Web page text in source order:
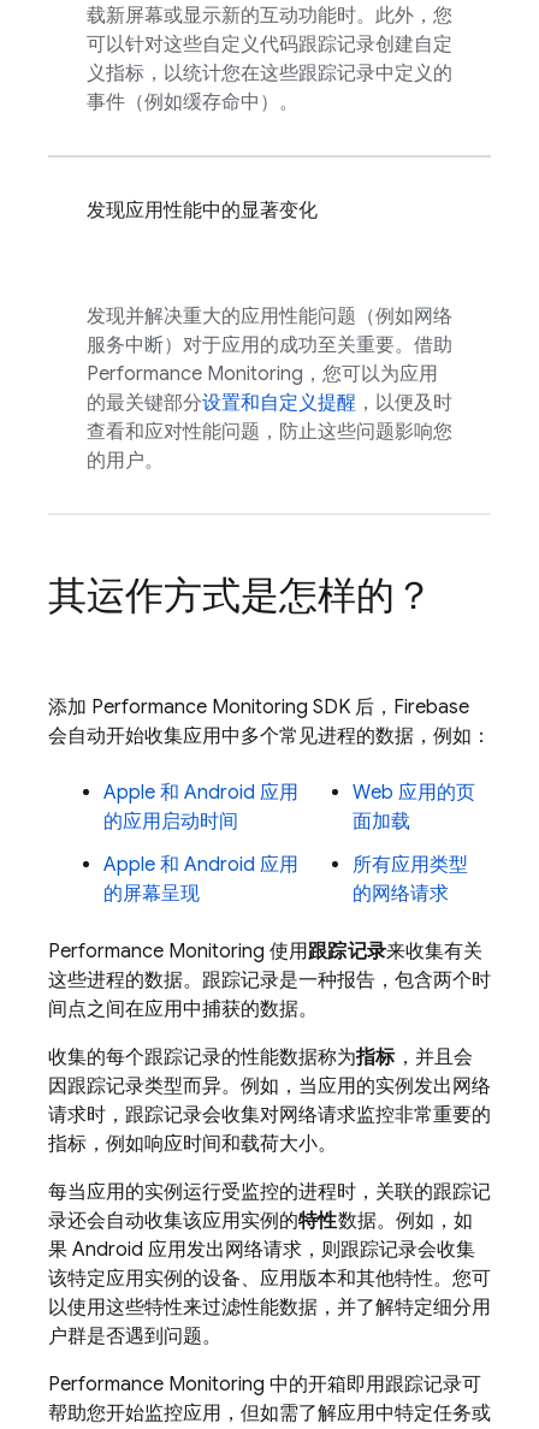
载新屏幕或显示新的互动功能时。此外，您
可以针对这些自定义代码跟踪记录创建自定
义指标，以统计您在这些跟踪记录中定义的
事件（例如缓存命中）。
发现应用性能中的显著变化
发现并解决重大的应用性能问题（例如网络
服务中断）对于应用的成功至关重要。借助
Performance Monitoring，您可以为应用
的最关键部分设置和自定义提醒 ，以便及时
查看和应对性能问题，防止这些问题影响您
的用户。
其运作方式是怎样的？
添加 Performance Monitoring SDK 后，Firebase
会自动开始收集应用中多个常见进程的数据，例如：
Apple 和 Android 应用
的应用启动时间
Apple 和 Android 应用
的屏幕呈现
Web 应用的页
面加载
所有应用类型
的网络请求
Performance Monitoring 使用跟踪记录来收集有关
这些进程的数据。跟踪记录是一种报告，包含两个时
间点之间在应用中捕获的数据。
收集的每个跟踪记录的性能数据称为指标，并且会
因跟踪记录类型而异。例如，当应用的实例发出网络
请求时，跟踪记录会收集对网络请求监控非常重要的
指标，例如响应时间和载荷大小。
每当应用的实例运行受监控的进程时，关联的跟踪记
录还会自动收集该应用实例的特性数据。例如，如
果 Android 应用发出网络请求，则跟踪记录会收集
该特定应用实例的设备、应用版本和其他特性。您可
以使用这些特性来过滤性能数据，并了解特定细分用
户群是否遇到问题。
Performance Monitoring 中的开箱即用跟踪记录可
帮助您开始监控应用，但如需了解应用中特定任务或